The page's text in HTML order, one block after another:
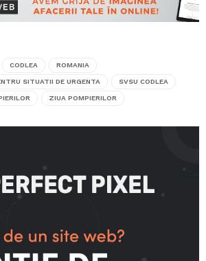
CODLEA ROMANIA
SITUATII DE URGENTA SVSU CODLEA
ZIUA POMPIERILOR